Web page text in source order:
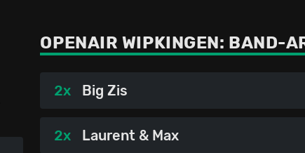
OPENAIR WIPKINGEN: BAND-
2x Big Zis
2x Laurent & Max